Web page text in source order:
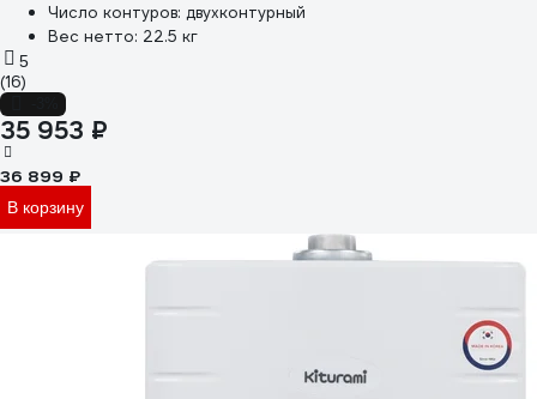
Число контуров: двухконтурный
Вес нетто: 22.5 кг
5
(16)
35 953 ₽
36 899 ₽
В корзину